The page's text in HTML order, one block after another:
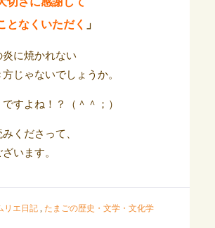
となくいただく 」
炎に焼かれない
じゃないでしょうか。
ですよね！？（＾＾；）
くださって、
います。
リエ日記, たまごの歴史・文学・文化学